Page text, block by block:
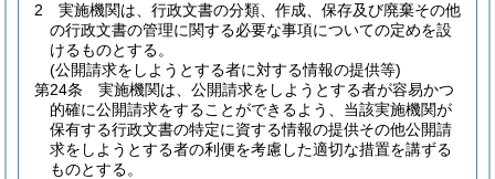
2
実施機関は、行政文書の分類、作成、保存及び廃棄その他
の行政文書の管理に関する必要な事項についての定めを設
けるものとする。
(公開請求をしようとする者に対する情報の提供等)
第24条
実施機関は、公開請求をしようとする者が容易かつ
的確に公開請求をすることができるよう、当該実施機関が
保有する行政文書の特定に資する情報の提供その他公開請
求をしようとする者の利便を考慮した適切な措置を講ずる
ものとする。